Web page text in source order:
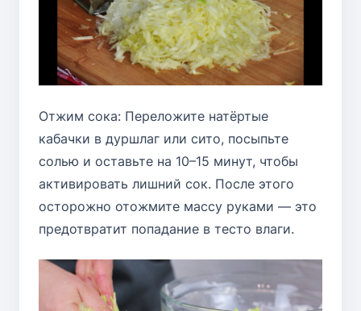
Отжим сока: Переложите натёртые
кабачки в дуршлаг или сито, посыпьте
солью и оставьте на 10–15 минут, чтобы
активировать лишний сок. После этого
осторожно отожмите массу руками — это
предотвратит попадание в тесто влаги.